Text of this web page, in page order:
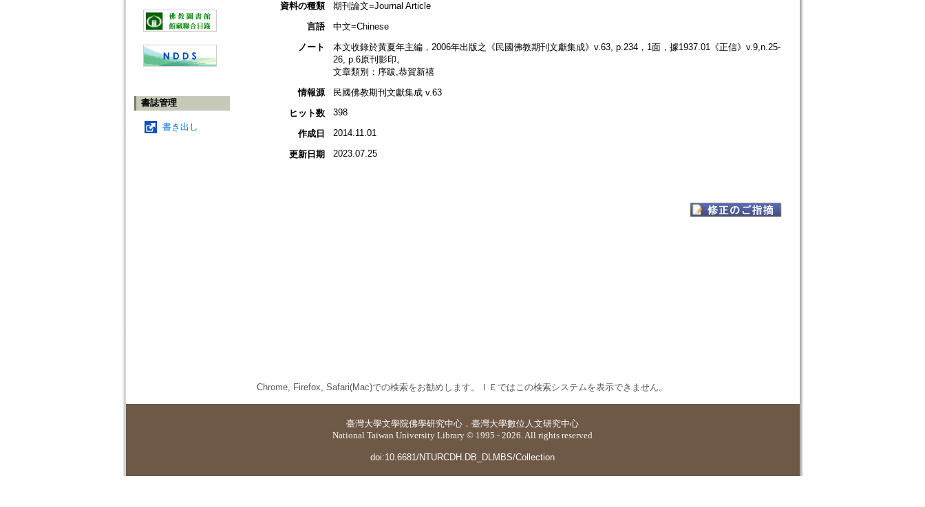
書誌管理
書き出し
資料の種類
期刊論文=Journal Article
言語
中文=Chinese
ノート
本文收錄於黃夏年主編，2006年出版之《民國佛教期刊文獻集成》v.63, p.234，1面，據1937.01《正信》v.9,n.25-
26, p.6原刊影印。
文章類別：序跋,恭賀新禧
情報源
民國佛教期刊文獻集成 v.63
ヒット数
398
作成日 2014.11.01
更新日期 2023.07.25
Chrome, Firefox, Safari(Mac)での検索をお勧めします。ＩＥではこの検索システムを表示できません。
臺灣大學文學院佛學研究中心 ． 臺灣大學數位人文研究中心
National Taiwan University Library © 1995 - 2026. All rights reserved
doi:10.6681/NTURCDH.DB_DLMBS/Collection